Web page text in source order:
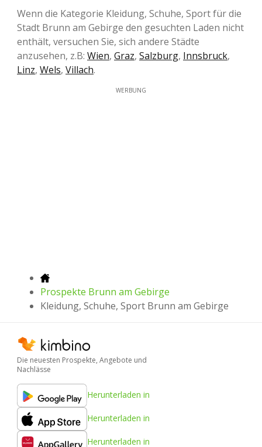
Wenn die Kategorie Kleidung, Schuhe, Sport für die
Stadt Brunn am Gebirge den gesuchten Laden nicht
enthält, versuchen Sie, sich andere Städte
anzusehen, z.B: Wien, Graz, Salzburg, Innsbruck,
Linz, Wels, Villach.
WERBUNG
Prospekte Brunn am Gebirge
Kleidung, Schuhe, Sport Brunn am Gebirge
Die neuesten Prospekte, Angebote und
Nachlässe
Herunterladen in
Herunterladen in
Herunterladen in